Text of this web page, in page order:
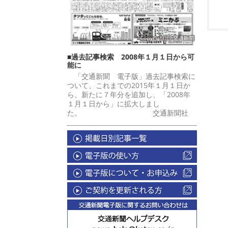
■過去記事検索 2008年１月１日から可
能に
「交通新聞 電子版」過去記事検索に
ついて、これまでの2015年１月１日か
ら、新たに７年分を追加し、「2008年
１月１日から」に拡大しまし
た。 交通新聞社